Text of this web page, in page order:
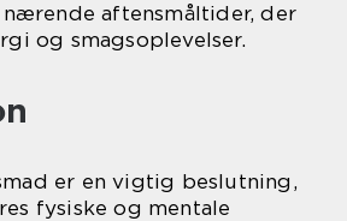
aftensmåltider, der
og smagsoplevelser.
er en vigtig beslutning,
fysiske og mentale